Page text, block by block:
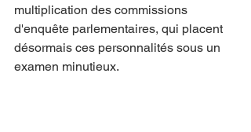
multiplication des commissions
d'enquête parlementaires, qui placent
désormais ces personnalités sous un
examen minutieux.